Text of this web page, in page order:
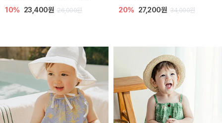
20% 21,600원 27,000원 20% 21,600원 27,000원